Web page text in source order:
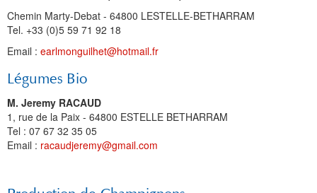
Chemin Marty-Debat - 64800 LESTELLE-BETHARRAM
Tel. +33 (0)5 59 71 92 18
Email : earlmonguilhet@hotmail.fr
Légumes Bio
M. Jeremy RACAUD
1, rue de la Paix - 64800 ESTELLE BETHARRAM
Tel : 07 67 32 35 05
Email : racaudjeremy@gmail.com